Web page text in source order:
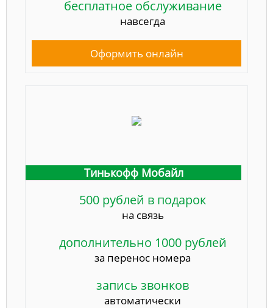
бесплатное обслуживание
навсегда
Оформить онлайн
Тинькофф Мобайл
500 рублей в подарок
на связь
дополнительно 1000 рублей
за перенос номера
запись звонков
автоматически